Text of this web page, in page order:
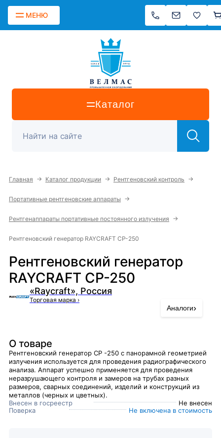
МЕНЮ
Каталог
Главная → Каталог продукции → Рентгеновский контроль →
Портативные рентгеновские аппараты →
Рентгенаппараты портативные постоянного излучения →
Рентгеновский генератор RAYCRAFT CP-250
Рентгеновский генератор
RAYCRAFT CP-250
«Raycraft», Россия
Торговая марка ›
Аналоги›
О товаре
Рентгеновский генератор CP -250 с панорамной геометрией
излучения используется для проведения радиографического
анализа. Аппарат успешно применяется для проведения
неразрушающего контроля и замеров на трубах разных
размеров, сварных соединений, изделий и конструкций из
металлов (черных и цветных).
Внесен в госреестр
Не внесен
Поверка
Не включена в стоимость